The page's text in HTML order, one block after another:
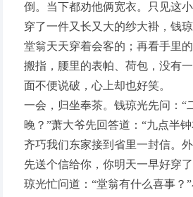
倒。当下都劝他俩宽衣。只见这
穿了一件又长又大的纱大褂，钱
堂翁天天穿着会客的；再看手里
搬指，腰里的表帕、荷包，没有
面不便说破，心上却也好笑。
一会，归坐奉茶。钱琼光先问：“
晚？”萧大爷先回答道：“九点半
齐巧我们东家接到省里一封信。
先送个信给你，你明天一早好穿
琼光忙问道：“堂翁有什么喜事？